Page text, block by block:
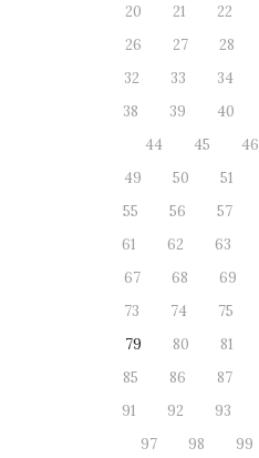
20
21 22
26
27 28
32
33 34
38
39 40
44
45 46
49
50 51
55
56 57
61
62 63
67
68 69
73
74 75
79
80 81
85
86 87
91
92 93
97
98 99